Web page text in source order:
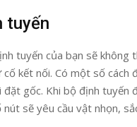
tuyến
tuyến của bạn sẽ
kết nối. Có một số cách
đặt gốc. Khi bộ định
sẽ yêu cầu vật nhọn,